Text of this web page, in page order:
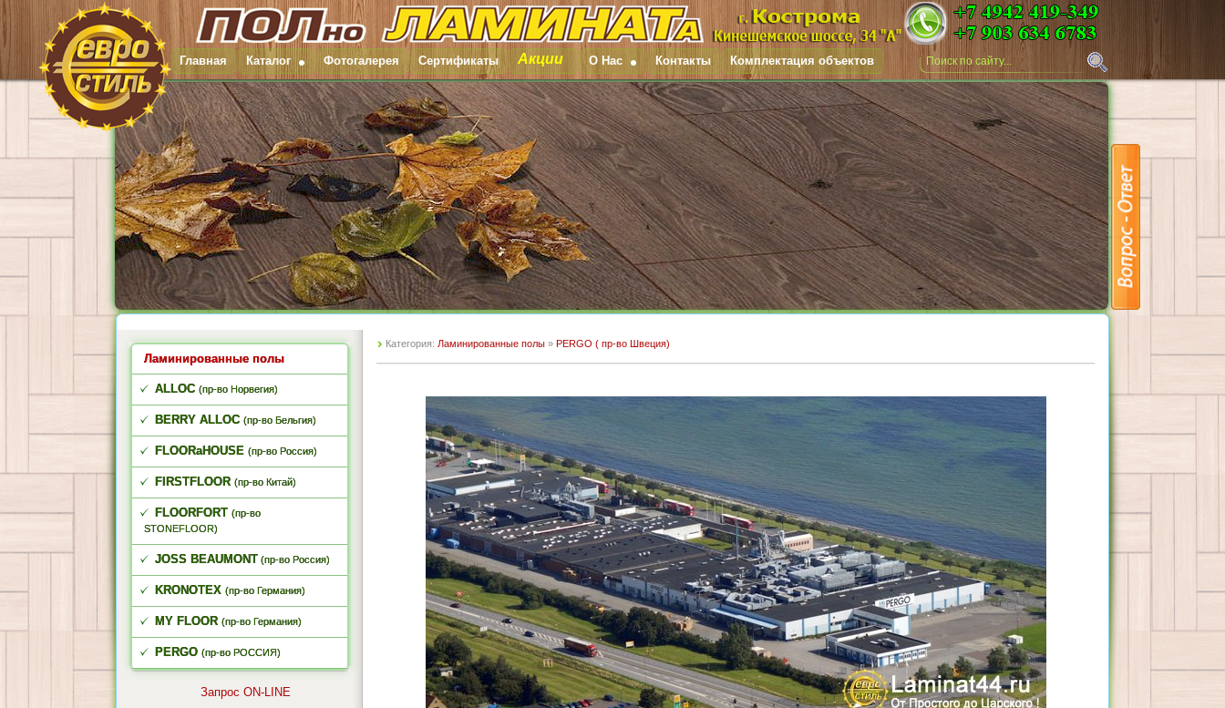
Главная Каталог Фотогалерея Сертификаты Акции О Нас Контакты Комплектация объектов
Категория: Ламинированные полы » PERGO ( пр-во Швеция)
Ламинированные полы
ALLOC (пр-во Норвегия)
BERRY ALLOC (пр-во Бельгия)
FLOORaHOUSE (пр-во Россия)
FIRSTFLOOR (пр-во Китай)
FLOORFORT (пр-во
STONEFLOOR)
JOSS BEAUMONT (пр-во Россия)
KRONOTEX (пр-во Германия)
MY FLOOR (пр-во Германия)
PERGO (пр-во РОССИЯ)
Запрос ON-LINE